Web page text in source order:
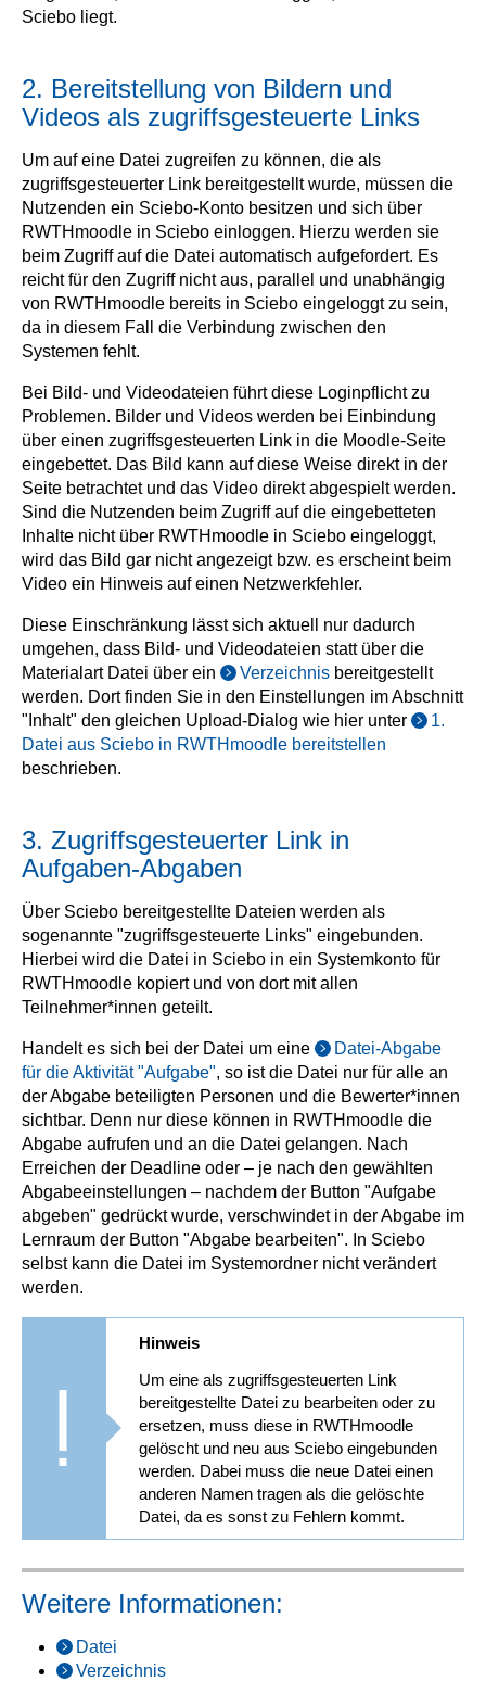
Sciebo liegt.
2. Bereitstellung von Bildern und
Videos als zugriffsgesteuerte Links
Um auf eine Datei zugreifen zu können, die als
zugriffsgesteuerter Link bereitgestellt wurde, müssen die
Nutzenden ein Sciebo-Konto besitzen und sich über
RWTHmoodle in Sciebo einloggen. Hierzu werden sie
beim Zugriff auf die Datei automatisch aufgefordert. Es
reicht für den Zugriff nicht aus, parallel und unabhängig
von RWTHmoodle bereits in Sciebo eingeloggt zu sein,
da in diesem Fall die Verbindung zwischen den
Systemen fehlt.
Bei Bild- und Videodateien führt diese Loginpflicht zu
Problemen. Bilder und Videos werden bei Einbindung
über einen zugriffsgesteuerten Link in die Moodle-Seite
eingebettet. Das Bild kann auf diese Weise direkt in der
Seite betrachtet und das Video direkt abgespielt werden.
Sind die Nutzenden beim Zugriff auf die eingebetteten
Inhalte nicht über RWTHmoodle in Sciebo eingeloggt,
wird das Bild gar nicht angezeigt bzw. es erscheint beim
Video ein Hinweis auf einen Netzwerkfehler.
Diese Einschränkung lässt sich aktuell nur dadurch
umgehen, dass Bild- und Videodateien statt über die
Materialart Datei über ein
Verzeichnis bereitgestellt
werden. Dort finden Sie in den Einstellungen im Abschnitt
"Inhalt" den gleichen Upload-Dialog wie hier unter
1.
Datei aus Sciebo in RWTHmoodle bereitstellen
beschrieben.
3. Zugriffsgesteuerter Link in
Aufgaben-Abgaben
Über Sciebo bereitgestellte Dateien werden als
sogenannte "zugriffsgesteuerte Links" eingebunden.
Hierbei wird die Datei in Sciebo in ein Systemkonto für
RWTHmoodle kopiert und von dort mit allen
Teilnehmer*innen geteilt.
Handelt es sich bei der Datei um eine
Datei-Abgabe
für die Aktivität "Aufgabe", so ist die Datei nur für alle an
der Abgabe beteiligten Personen und die Bewerter*innen
sichtbar. Denn nur diese können in RWTHmoodle die
Abgabe aufrufen und an die Datei gelangen. Nach
Erreichen der Deadline oder – je nach den gewählten
Abgabeeinstellungen – nachdem der Button "Aufgabe
abgeben" gedrückt wurde, verschwindet in der Abgabe im
Lernraum der Button "Abgabe bearbeiten". In Sciebo
selbst kann die Datei im Systemordner nicht verändert
werden.
Hinweis
Um eine als zugriffsgesteuerten Link
bereitgestellte Datei zu bearbeiten oder zu
ersetzen, muss diese in RWTHmoodle
gelöscht und neu aus Sciebo eingebunden
werden. Dabei muss die neue Datei einen
anderen Namen tragen als die gelöschte
Datei, da es sonst zu Fehlern kommt.
Weitere Informationen:
Datei
Verzeichnis